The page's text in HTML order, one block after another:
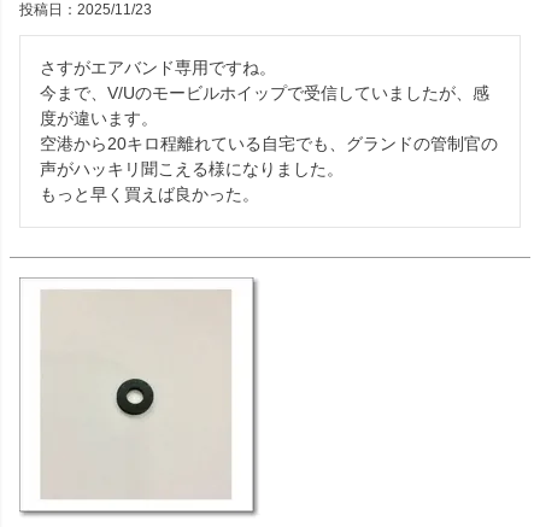
投稿日 2025/11/23
さすがエアバンド専用ですね。
今まで、V/Uのモービルホイップで受信していましたが、感
度が違います。
空港から20キロ程離れている自宅でも、グランドの管制官の
声がハッキリ聞こえる様になりました。
もっと早く買えば良かった。